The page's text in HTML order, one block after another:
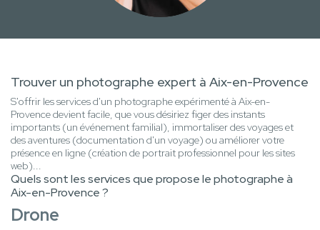
Trouver un photographe expert à Aix-en-Provence
S'offrir les services d'un photographe expérimenté à Aix-en-
Provence devient facile, que vous désiriez figer des instants
importants (un événement familial), immortaliser des voyages et
des aventures (documentation d'un voyage) ou améliorer votre
présence en ligne (création de portrait professionnel pour les sites
web)...
Quels sont les services que propose le photographe à
Aix-en-Provence ?
Drone